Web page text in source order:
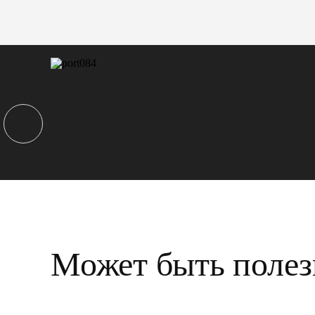
Может быть